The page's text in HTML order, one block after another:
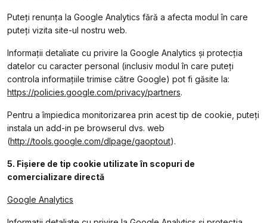
Puteți renunța la Google Analytics fără a afecta modul în care
puteți vizita site-ul nostru web.
Informații detaliate cu privire la Google Analytics și protecția
datelor cu caracter personal (inclusiv modul în care puteți
controla informațiile trimise către Google) pot fi găsite la:
https://policies.google.com/privacy/partners.
Pentru a împiedica monitorizarea prin acest tip de cookie, puteți
instala un add-in pe browserul dvs. web
(http://tools.google.com/dlpage/gaoptout).
5. Fișiere de tip cookie utilizate în scopuri de
comercializare directă
Google Analytics